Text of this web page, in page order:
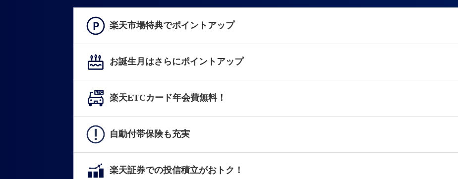
楽天市場特典でポイントアップ
お誕生月はさらにポイントアップ
楽天ETCカード年会費無料！
自動付帯保険も充実
楽天証券での投信積立がおトク！